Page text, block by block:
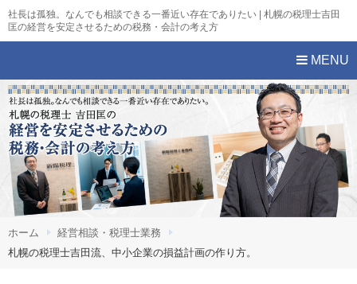
社長は孤独。なんでも相談できる一番近い存在でありたい | 札幌の税理士吉田
匡の経営を安定させるための税務・会計の考え方
MENU
ホーム
経営相談・税理士業務
札幌の税理士吉田流、中小企業の損益計画の作り方。